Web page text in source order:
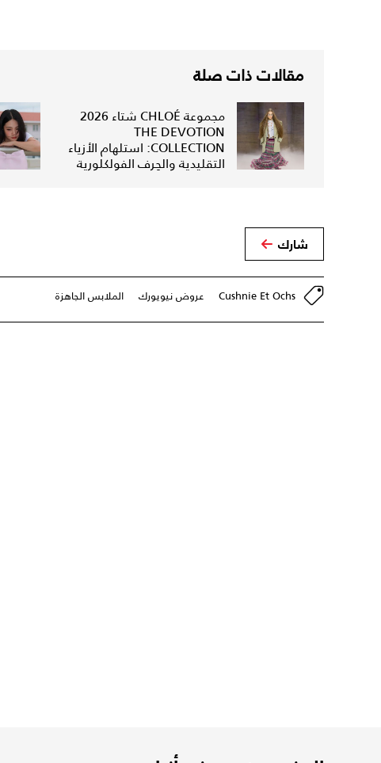
مقالات ذات صلة
مجموعة CHLOÉ شتاء 2026
THE DEVOTION
COLLECTION: استلهام الأزياء
التقليدية والحِرف الفولكلورية
شارك
Cushnie Et Ochs عروض نيويورك الملابس الجاهزة